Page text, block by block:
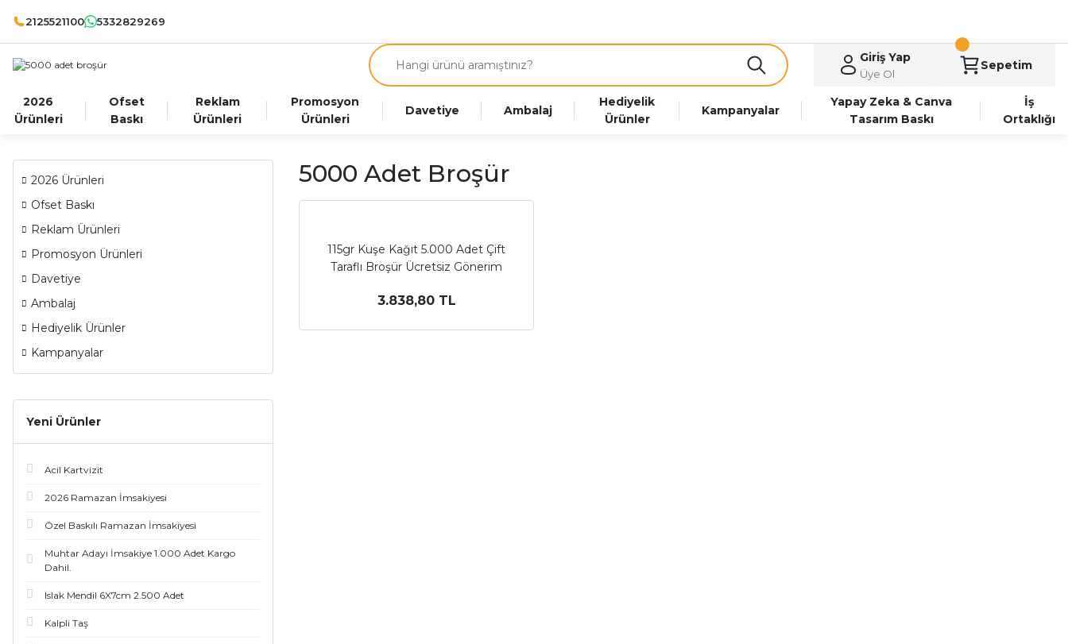
2125521100 5332829269
Giriş Yap
Üye Ol
Sepetim
2026
Ürünleri
Ofset
Baskı
Reklam
Ürünleri
Promosyon
Ürünleri
Davetiye Ambalaj
Hediyelik
Ürünler
Kampanyalar
Yapay Zeka & Canva
Tasarım Baskı
İş
Ortaklığı
2026 Ürünleri
Ofset Baskı
Reklam Ürünleri
Promosyon Ürünleri
Davetiye
Ambalaj
Hediyelik Ürünler
Kampanyalar
Yeni Ürünler
Acil Kartvizit
2026 Ramazan İmsakiyesi
Özel Baskılı Ramazan İmsakiyesi
Muhtar Adayı İmsakiye 1.000 Adet Kargo
Dahil.
Islak Mendil 6X7cm 2.500 Adet
Kalpli Taş
5000 Adet Broşür
115gr Kuşe Kağıt 5.000 Adet Çift
Taraflı Broşür Ücretsiz Gönerim
3.838,80 TL